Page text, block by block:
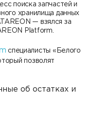
поиска запчастей и
хранилища данных
— взялся за
Platform.
специалисты «Белого
позволят
об остатках и